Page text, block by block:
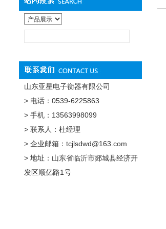
山东亚星电子衡器有限公司
> 电话：0539-6225863
> 手机：13563998099
> 联系人：杜经理
> 企业邮箱：tcjlsdwd@163.com
> 地址：山东省临沂市郯城县经济开
发区顺亿路1号